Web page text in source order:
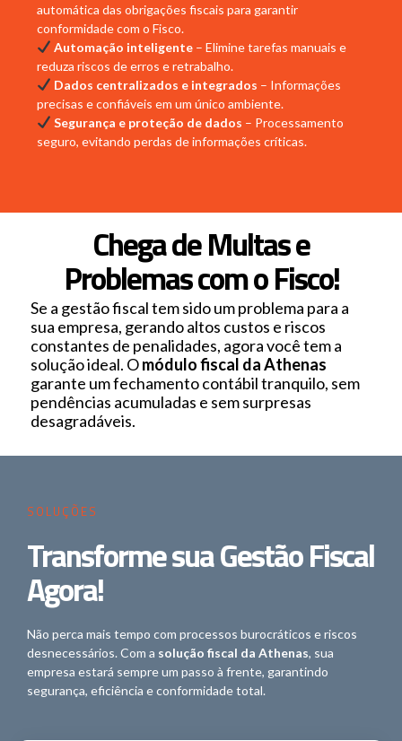
automática das obrigações fiscais para garantir
conformidade com o Fisco.
Automação inteligente – Elimine tarefas manuais e
reduza riscos de erros e retrabalho.
Dados centralizados e integrados – Informações
precisas e confiáveis em um único ambiente.
Segurança e proteção de dados – Processamento
seguro, evitando perdas de informações críticas.
Chega de Multas e
Problemas com o Fisco!
Se a gestão fiscal tem sido um problema para a
sua empresa, gerando altos custos e riscos
constantes de penalidades, agora você tem a
solução ideal. Omódulo fiscal da Athenas
garante um fechamento contábil tranquilo, sem
pendências acumuladas e sem surpresas
desagradáveis.
SOLUÇÕES
Transforme sua Gestão Fiscal
Agora!
Não perca mais tempo com processos burocráticos e riscos
desnecessários. Com a solução fiscal da Athenas, sua
empresa estará sempre um passo à frente, garantindo
segurança, eficiência e conformidade total.